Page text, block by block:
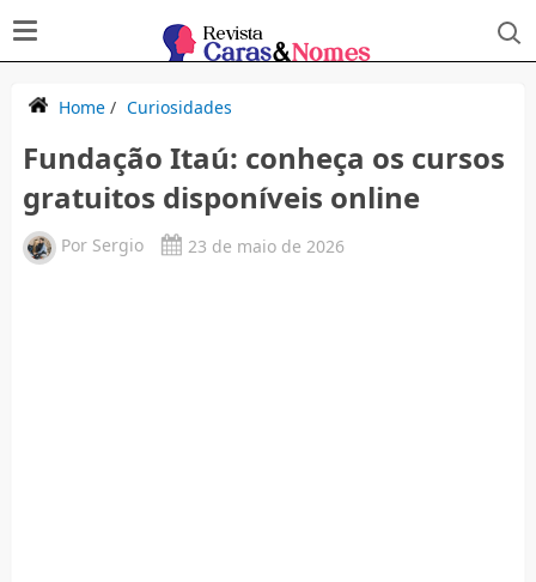
Home/ Curiosidades
Fundação Itaú: conheça os cursos
gratuitos disponíveis online
Por Sergio 23 de maio de 2026